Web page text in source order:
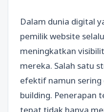
Dalam dunia digital
pemilik website
meningkatkan
mereka. Salah satu
efektif namun sering
building. Penerapan